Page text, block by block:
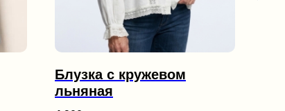
Блузка с кружевом
льняная